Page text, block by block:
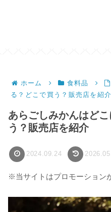
ホーム 食料品
る？どこで買う？販売店を紹介
あらごしみかんはど
う？販売店を紹介
2024.09.24
※当サイトはプロモーション